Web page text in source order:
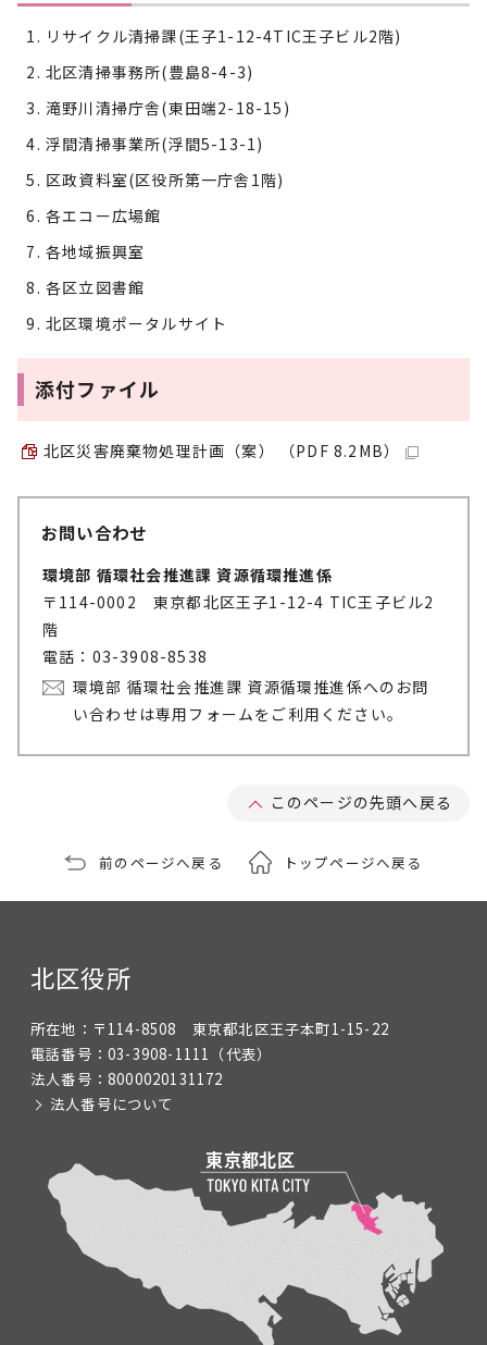
リサイクル清掃課(王子1-12-4TIC王子ビル2階)
北区清掃事務所(豊島8-4-3)
滝野川清掃庁舎(東田端2-18-15)
浮間清掃事業所(浮間5-13-1)
区政資料室(区役所第一庁舎1階)
各エコー広場館
各地域振興室
各区立図書館
北区環境ポータルサイト
添付ファイル
北区災害廃棄物処理計画（案） （PDF 8.2MB）
お問い合わせ
環境部 循環社会推進課 資源循環推進係
〒114-0002 東京都北区王子1-12-4 TIC王子ビル2
階
電話：03-3908-8538
環境部 循環社会推進課 資源循環推進係へのお問
い合わせは専用フォームをご利用ください。
このページの先頭へ戻る
前のページへ戻る トップページへ戻る
北区役所
所在地： 〒114-8508 東京都北区王子本町1-15-22
電話番号： 03-3908-1111 （代表）
法人番号： 8000020131172
法人番号について